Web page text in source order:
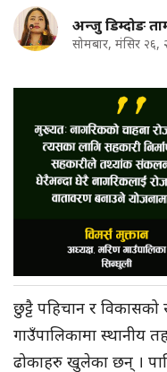
अन्जु डिम्दोङ
सोमबार, मंसिर २६,
छुट्टै पहिचान र
गाउँपालिकामा स्थानीय
ढोकाहरु खुलेका छन् ।